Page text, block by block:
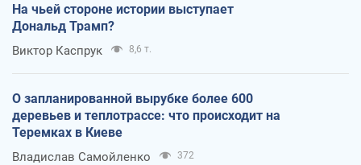
На чьей стороне истории выступает
Дональд Трамп?
Виктор Каспрук 8,6 т.
О запланированной вырубке более 600
деревьев и теплотрассе: что происходит на
Теремках в Киеве
Владислав Самойленко 372